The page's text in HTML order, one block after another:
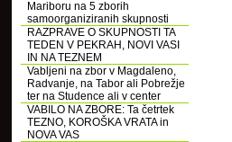
Mariboru na 5 zborih
samoorganiziranih skupnosti
RAZPRAVE O SKUPNOSTI TA
TEDEN V PEKRAH, NOVI VASI
IN NA TEZNEM
Vabljeni na zbor v Magdaleno,
Radvanje, na Tabor ali Pobrežje
ter na Studence ali v center
VABILO NA ZBORE: Ta četrtek
TEZNO, KOROŠKA VRATA in
NOVA VAS